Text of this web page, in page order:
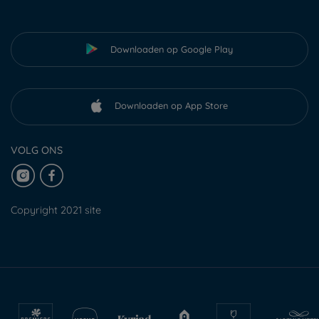
Downloaden op Google Play
Downloaden op App Store
VOLG ONS
Copyright 2021 site